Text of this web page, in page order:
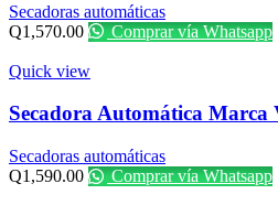
Secadoras automáticas
Q1,570.00 Comprar vía Whatsapp
Quick view
Secadora Automática Marca
Secadoras automáticas
Q1,590.00 Comprar vía Whatsapp